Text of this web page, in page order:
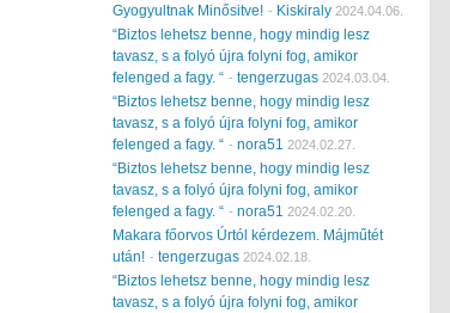
Gyogyultnak Minősitve! - Kiskiraly 2024.04.06.
“Biztos lehetsz benne, hogy mindig lesz
tavasz, s a folyó újra folyni fog, amikor
felenged a fagy. “ - tengerzugas 2024.03.04.
“Biztos lehetsz benne, hogy mindig lesz
tavasz, s a folyó újra folyni fog, amikor
felenged a fagy. “ - nora51 2024.02.27.
“Biztos lehetsz benne, hogy mindig lesz
tavasz, s a folyó újra folyni fog, amikor
felenged a fagy. “ - nora51 2024.02.20.
Makara főorvos Úrtól kérdezem. Májműtét
után! - tengerzugas 2024.02.18.
“Biztos lehetsz benne, hogy mindig lesz
tavasz, s a folyó újra folyni fog, amikor